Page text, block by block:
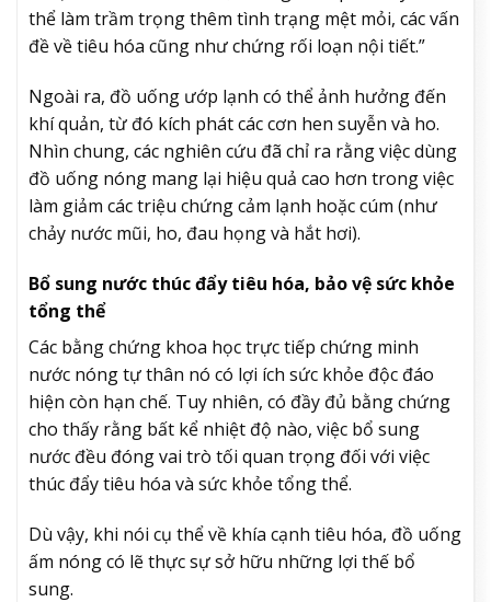
thể làm trầm trọng thêm tình trạng mệt mỏi, các vấn
đề về tiêu hóa cũng như chứng rối loạn nội tiết.”
Ngoài ra, đồ uống ướp lạnh có thể ảnh hưởng đến
khí quản, từ đó kích phát các cơn hen suyễn và ho.
Nhìn chung, các nghiên cứu đã chỉ ra rằng việc dùng
đồ uống nóng mang lại hiệu quả cao hơn trong việc
làm giảm các triệu chứng cảm lạnh hoặc cúm (như
chảy nước mũi, ho, đau họng và hắt hơi).
Bổ sung nước thúc đẩy tiêu hóa, bảo vệ sức khỏe
tổng thể
Các bằng chứng khoa học trực tiếp chứng minh
nước nóng tự thân nó có lợi ích sức khỏe độc đáo
hiện còn hạn chế. Tuy nhiên, có đầy đủ bằng chứng
cho thấy rằng bất kể nhiệt độ nào, việc bổ sung
nước đều đóng vai trò tối quan trọng đối với việc
thúc đẩy tiêu hóa và sức khỏe tổng thể.
Dù vậy, khi nói cụ thể về khía cạnh tiêu hóa, đồ uống
ấm nóng có lẽ thực sự sở hữu những lợi thế bổ
sung.